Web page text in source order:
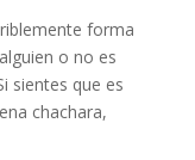
forma
o no es
sientes que es
chachara,